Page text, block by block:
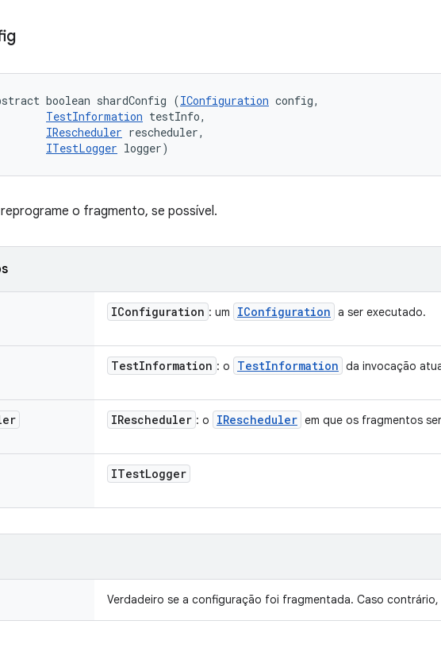
boolean shardConfig (IConfiguration config,
TestInformation testInfo,
IRescheduler rescheduler,
ITestLogger logger)
o fragmento, se possível.
IConfiguration : um IConfiguration a ser executado.
TestInformation : o TestInformation da invocação
IRescheduler : o IRescheduler em que os fragmentos
ITestLogger
Verdadeiro se a configuração foi fragmentada. Caso